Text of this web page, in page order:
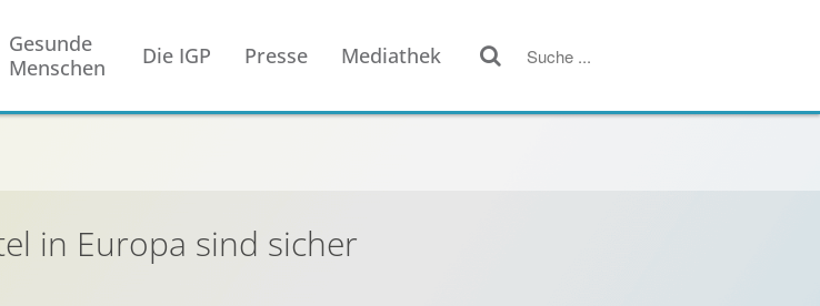
Gesunde
Menschen
Die IGP Presse Mediathek
in Europa sind sicher